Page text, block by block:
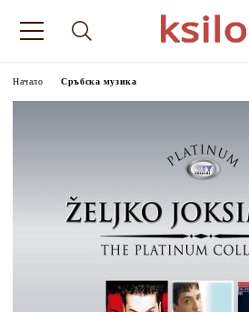
Начало Сръбска музика